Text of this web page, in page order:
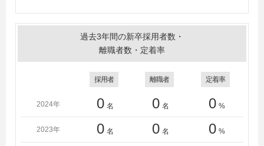
過去3年間の新卒採用者数・
離職者数・定着率
採用者 離職者 定着率
2024年 0 名 0 名 0 %
2023年 0 名 0 名 0 %